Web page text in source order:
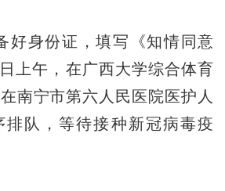
身份证，填写《知情同意
上午，在广西大学综合体育
南宁市第六人民医院医护人
排队，等待接种新冠病毒疫